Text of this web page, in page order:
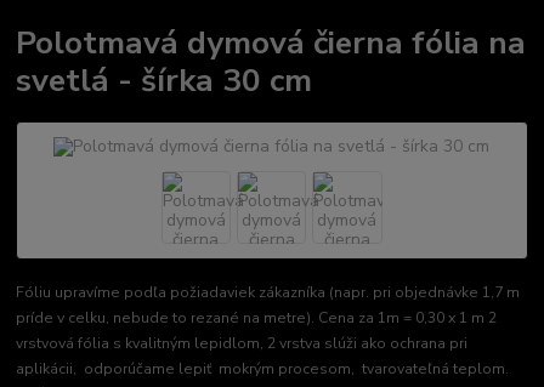
Polotmavá dymová čierna fólia na
svetlá - šírka 30 cm
Fóliu upravíme podľa požiadaviek zákazníka (napr. pri objednávke 1,7 m
príde v celku, nebude to rezané na metre). Cena za 1m = 0,30 x 1 m 2
vrstvová fólia s kvalitným lepidlom, 2 vrstva slúži ako ochrana pri
aplikácii, odporúčame lepiť mokrým procesom, tvarovateľná teplom.